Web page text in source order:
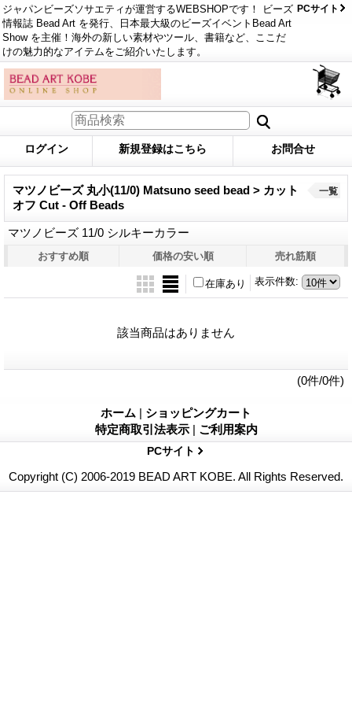
ジャパンビーズソサエティが運営するWEBSHOPです！ ビーズ
情報誌 Bead Art を発行、日本最大級のビーズイベントBead Art
Show を主催！海外の新しい素材やツール、書籍など、ここだ
けの魅力的なアイテムをご紹介いたします。
PCサイト
ログイン 新規登録はこちら お問合せ
マツノビーズ 丸小(11/0) Matsuno seed bead > カット
オフ Cut - Off Beads
マツノビーズ 11/0 シルキーカラー
一覧
おすすめ順 価格の安い順 売れ筋順
表示件数:
在庫あり
該当商品はありません
(0件/0件)
ホーム | ショッピングカート
特定商取引法表示 | ご利用案内
PCサイト
Copyright (C) 2006-2019 BEAD ART KOBE. All Rights Reserved.